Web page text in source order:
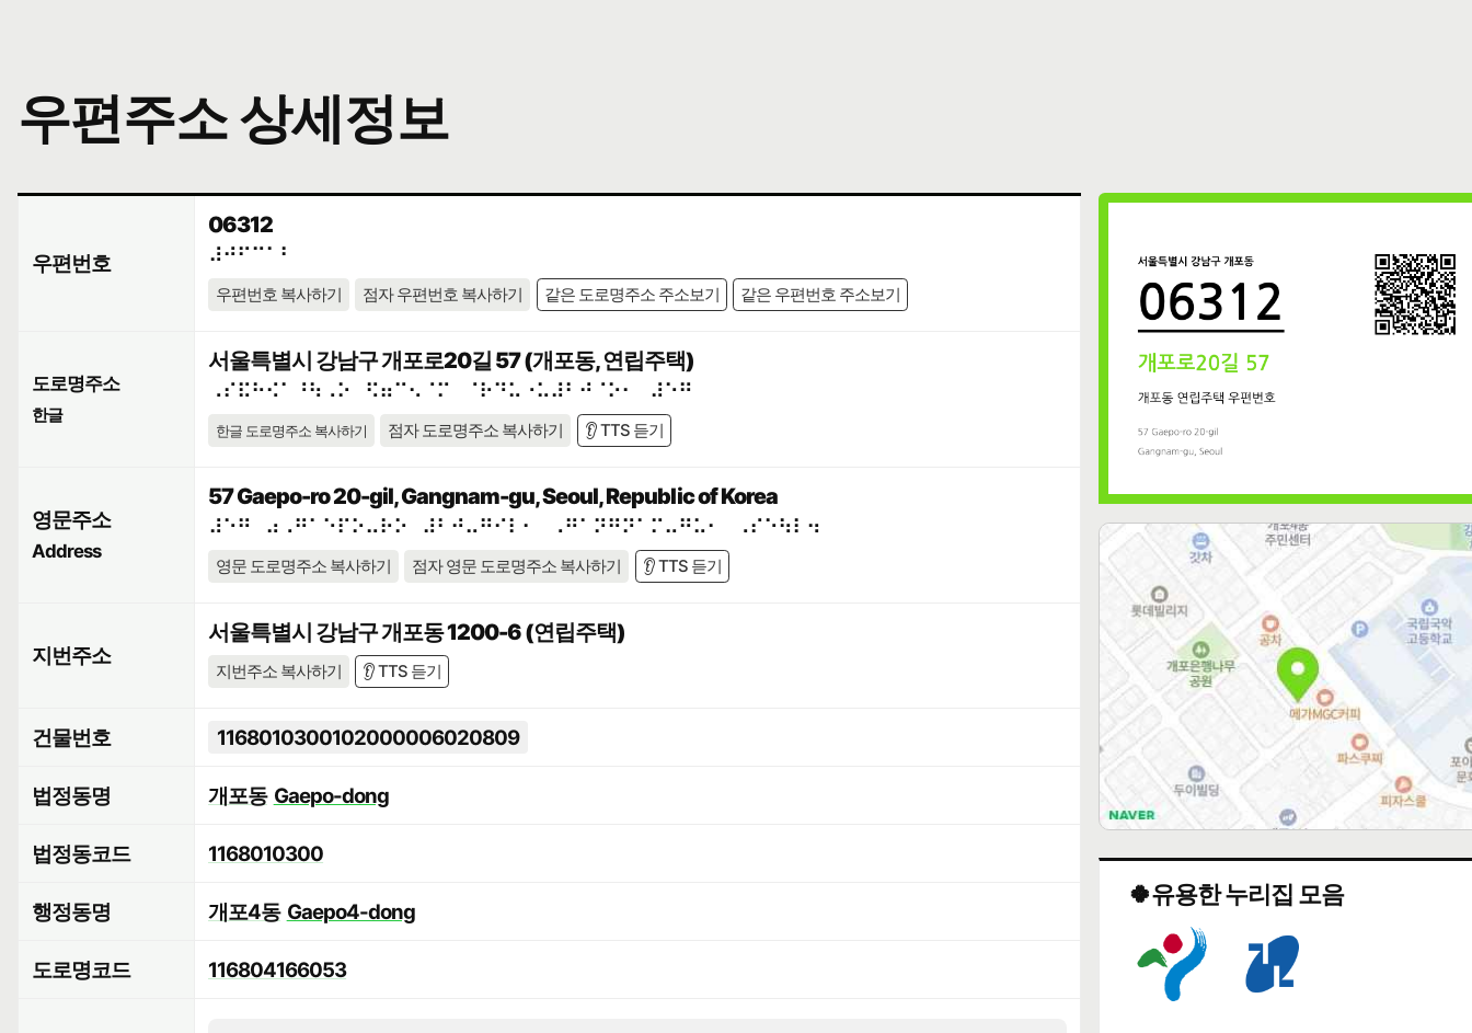
우편주소 상세정보
우편번호
06312
⠼⠚⠋⠉⠁⠃
우편번호 복사하기 점자 우편번호 복사하기 같은 도로명주소 주소보기 같은 우편번호 주소보기
도로명주소
한글
서울특별시 강남구 개포로20길 57 (개포동, 연립주택)
⠠⠎⠯⠓⠪⠁⠘⠳⠠⠕⠀⠫⠶⠉⠢⠈⠍⠀⠈⠗⠙⠥⠐⠥⠼⠃⠚⠈⠕⠂⠀⠼⠑⠛
한글 도로명주소 복사하기 점자 도로명주소 복사하기 👂 TTS 듣기
영문주소
Address
57 Gaepo-ro 20-gil, Gangnam-gu, Seoul, Republic of Korea
⠼⠑⠛⠀⠴⠠⠛⠁⠑⠏⠕⠤⠗⠕⠀⠼⠃⠚⠤⠛⠊⠇⠂⠀⠠⠛⠁⠝⠛⠝⠁⠍⠤⠛⠥⠂⠀⠠⠎⠑⠳⠇⠲
영문 도로명주소 복사하기 점자 영문 도로명주소 복사하기 👂 TTS 듣기
지번주소
서울특별시 강남구 개포동 1200-6 (연립주택)
지번주소 복사하기 👂 TTS 듣기
건물번호 1168010300102000006020809
법정동명 개포동 Gaepo-dong
법정동코드 1168010300
행정동명 개포4동 Gaepo4-dong
도로명코드 116804166053
🍀유용한 누리집 모음